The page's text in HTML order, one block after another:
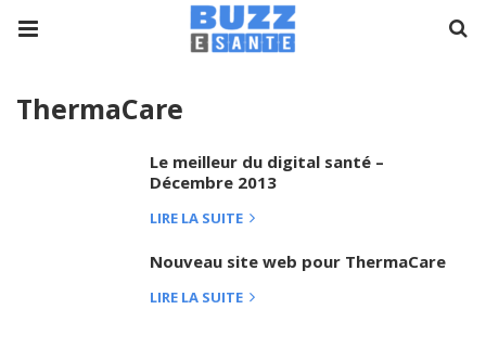
ThermaCare
Le meilleur du digital santé –
Décembre 2013
LIRE LA SUITE
Nouveau site web pour ThermaCare
LIRE LA SUITE